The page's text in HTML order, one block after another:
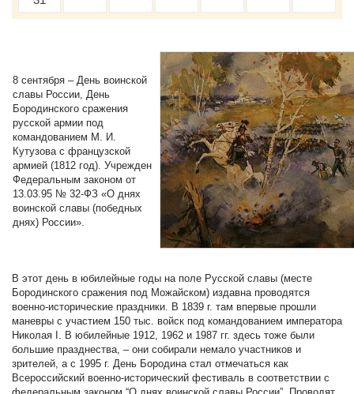
8 сентября – День воинской
славы России, День
Бородинского сражения
русской армии под
командованием М. И.
Кутузова с французской
армией (1812 год). Учрежден
Федеральным законом от
13.03.95 № 32-ФЗ «О днях
воинской славы (победных
днях) России».
В этот день в юбилейные годы на поле Русской славы (месте
Бородинского сражения под Можайском) издавна проводятся
военно-исторические праздники. В 1839 г. там впервые прошли
маневры с участием 150 тыс. войск под командованием императора
Николая I. В юбилейные 1912, 1962 и 1987 гг. здесь тоже были
большие празднества, – они собирали немало участников и
зрителей, а с 1995 г. День Бородина стал отмечаться как
Всероссийский военно-исторический фестиваль в соответствии с